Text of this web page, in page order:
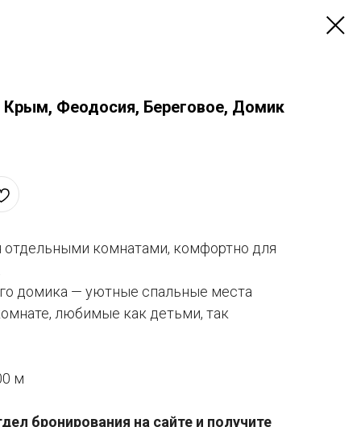
Крым, Феодосия, Береговое, Домик
комнатами, комфортно для
домика — уютные спальные места
любимые как детьми, так
м
бронирования на сайте и получите